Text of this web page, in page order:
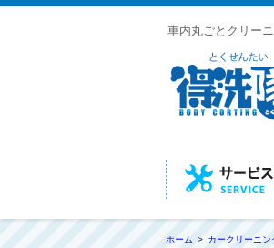
車内丸ごとクリー
ホーム カークリーニン